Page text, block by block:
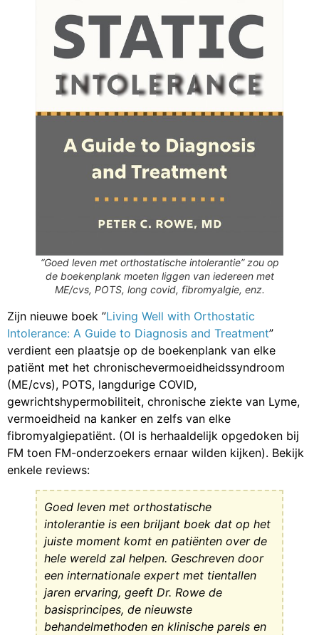
“Goed leven met orthostatische intolerantie” zou op
de boekenplank moeten liggen van iedereen met
ME/cvs, POTS, long covid, fibromyalgie, enz.
Zijn nieuwe boek ”Living Well with Orthostatic
Intolerance: A Guide to Diagnosis and Treatment”
verdient een plaatsje op de boekenplank van elke
patiënt met het chronischevermoeidheidssyndroom
(ME/cvs), POTS, langdurige COVID,
gewrichtshypermobiliteit, chronische ziekte van Lyme,
vermoeidheid na kanker en zelfs van elke
fibromyalgiepatiënt. (OI is herhaaldelijk opgedoken bij
FM toen FM-onderzoekers ernaar wilden kijken). Bekijk
enkele reviews:
Goed leven met orthostatische
intolerantie is een briljant boek dat op het
juiste moment komt en patiënten over de
hele wereld zal helpen. Geschreven door
een internationale expert met tientallen
jaren ervaring, geeft Dr. Rowe de
basisprincipes, de nieuwste
behandelmethoden en klinische parels en